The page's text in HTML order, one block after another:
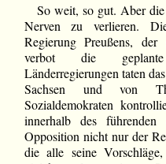
So weit, so gut. Aber
Nerven zu verlieren.
Regierung Preußens, der
verbot die geplante
Länderregierungen taten
Sachsen und von
Sozialdemokraten
innerhalb des
Opposition nicht nur der
die alle seine